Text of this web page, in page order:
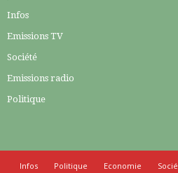
Infos
Emissions TV
Société
Emissions radio
Politique
Infos Politique Economie